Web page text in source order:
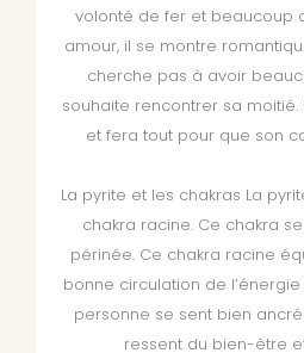
volonté de fer et beaucoup
amour, il se montre
cherche pas à avoir
souhaite rencontrer sa
et fera tout pour que son
La pyrite et les chakras La
chakra racine. Ce chakra
périnée. Ce chakra racine
bonne circulation de
personne se sent bien
ressent du bien-être